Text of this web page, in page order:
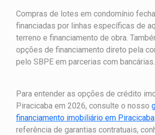
Compras de lotes em condomínio
financiadas por linhas específicas de
terreno e financiamento de obra.
opções de financiamento direto pela
pelo SBPE em parcerias com bancárias.
Para entender as opções de crédito
Piracicaba em 2026, consulte o nosso
financiamento imobiliário em Piracicaba
referência de garantias contratuais,